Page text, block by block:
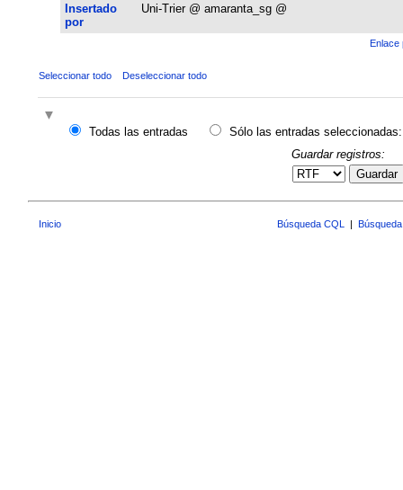
Insertado
por
Uni-Trier @ amaranta_sg @
Enlace
Seleccionar todo Deseleccionar todo
Todas las entradas
Sólo las entradas seleccionadas:
Guardar registros:
Guardar
Inicio Búsqueda CQL